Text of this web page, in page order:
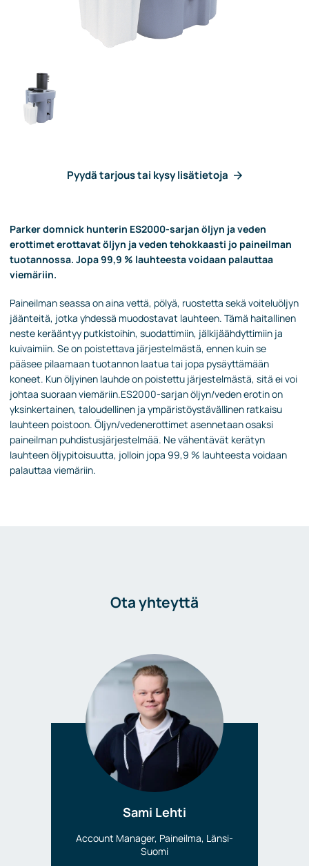
Pyydä tarjous tai kysy lisätietoja
Parker domnick hunterin ES2000-sarjan öljyn ja veden
erottimet erottavat öljyn ja veden tehokkaasti jo paineilman
tuotannossa. Jopa 99,9 % lauhteesta voidaan palauttaa
viemäriin.
Paineilman seassa on aina vettä, pölyä, ruostetta sekä voiteluöljyn
jäänteitä, jotka yhdessä muodostavat lauhteen. Tämä haitallinen
neste kerääntyy putkistoihin, suodattimiin, jälkijäähdyttimiin ja
kuivaimiin. Se on poistettava järjestelmästä, ennen kuin se
pääsee pilaamaan tuotannon laatua tai jopa pysäyttämään
koneet. Kun öljyinen lauhde on poistettu järjestelmästä, sitä ei voi
johtaa suoraan viemäriin.ES2000-sarjan öljyn/veden erotin on
yksinkertainen, taloudellinen ja ympäristöystävällinen ratkaisu
lauhteen poistoon. Öljyn/vedenerottimet asennetaan osaksi
paineilman puhdistusjärjestelmää. Ne vähentävät kerätyn
lauhteen öljypitoisuutta, jolloin jopa 99,9 % lauhteesta voidaan
palauttaa viemäriin.
Ota yhteyttä
Sami Lehti
Account Manager, Paineilma, Länsi-
Suomi